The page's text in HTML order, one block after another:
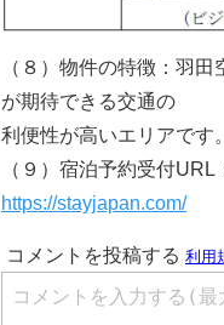
（８）物件の特徴：羽
が期待できる交通の
利便性が高いエリアです。
（９）宿泊予約受付
https://stayjapan.com/